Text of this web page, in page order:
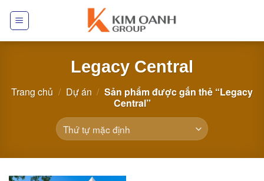
Legacy Central
Trang chủ / Dự án / Sản phẩm được gắn thẻ “Legacy
Central”